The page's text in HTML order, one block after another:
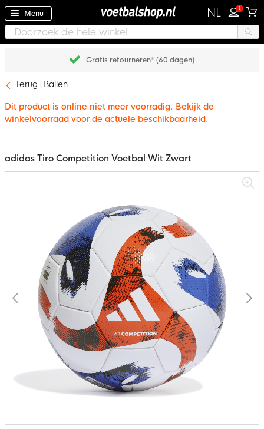
Menu NL 1
Gratis retourneren* (60 dagen)
Terug Ballen
Dit product is online niet meer voorradig. Bekijk de
winkelvoorraad voor de actuele beschikbaarheid.
adidas Tiro Competition Voetbal Wit Zwart